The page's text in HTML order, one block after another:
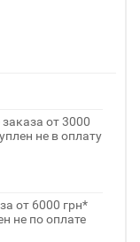
от 3000
не в оплату
от 6000 грн*
не по оплате